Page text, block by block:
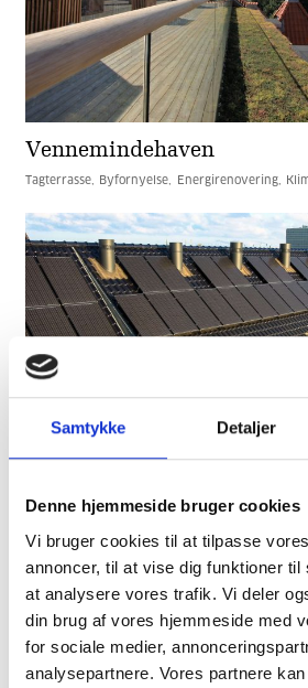
Samtykke Detaljer
Denne hjemmeside bruger cookies
Vi bruger cookies til at tilpasse
annoncer, til at vise dig funktioner til
at analysere vores trafik. Vi deler
din brug af vores hjemmeside med
for sociale medier,
analysepartnere. Vores partnere
Vennemindehaven
Tagterrasse Byfornyelse Energirenovering
Gl. Kongevej 51
Trapper
VVS